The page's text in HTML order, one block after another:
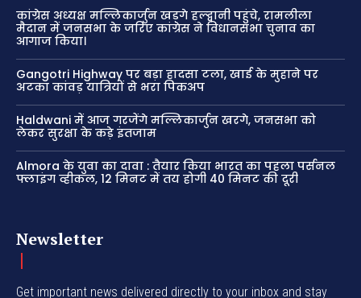
कांग्रेस अध्यक्ष मल्लिकार्जुन खड़गे हल्द्वानी पहुंचे, रामलीला
मैदान में जनसभा के जरिए कांग्रेस ने विधानसभा चुनाव का
आगाज किया।
Gangotri Highway पर बड़ा हादसा टला, खाई के मुहाने पर
अटका कांवड़ यात्रियों से भरा पिकअप
Haldwani में आज गरजेंगे मल्लिकार्जुन खरगे, जनसभा को
लेकर सुरक्षा के कड़े इंतजाम
Almora के युवा का दावा : तैयार किया भारत का पहला पर्सनल
फ्लाइंग व्हीकल, 12 मिनट में तय होगी 40 मिनट की दूरी
Newsletter
Get important news delivered directly to your inbox and stay